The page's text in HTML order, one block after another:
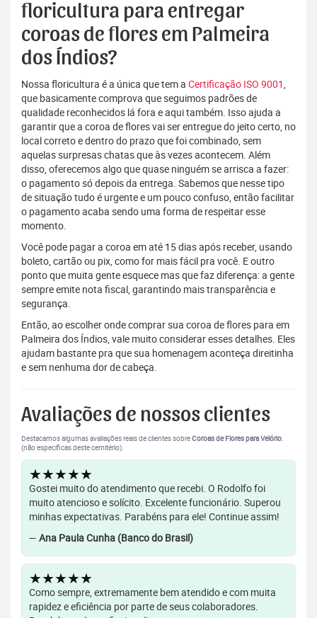
floricultura para entregar
coroas de flores em Palmeira
dos Índios?
Nossa floricultura é a única que tem a Certificação ISO 9001,
que basicamente comprova que seguimos padrões de
qualidade reconhecidos lá fora e aqui também. Isso ajuda a
garantir que a coroa de flores vai ser entregue do jeito certo, no
local correto e dentro do prazo que foi combinado, sem
aquelas surpresas chatas que às vezes acontecem. Além
disso, oferecemos algo que quase ninguém se arrisca a fazer:
o pagamento só depois da entrega. Sabemos que nesse tipo
de situação tudo é urgente e um pouco confuso, então facilitar
o pagamento acaba sendo uma forma de respeitar esse
momento.
Você pode pagar a coroa em até 15 dias após receber, usando
boleto, cartão ou pix, como for mais fácil pra você. E outro
ponto que muita gente esquece mas que faz diferença: a gente
sempre emite nota fiscal, garantindo mais transparência e
segurança.
Então, ao escolher onde comprar sua coroa de flores para em
Palmeira dos Índios, vale muito considerar esses detalhes. Eles
ajudam bastante pra que sua homenagem aconteça direitinha
e sem nenhuma dor de cabeça.
Avaliações de nossos clientes
Destacamos algumas avaliações reais de clientes sobreCoroas de Flores para Velório.
(não específicas deste cemitério).
★★★★★
Gostei muito do atendimento que recebi. O Rodolfo foi
muito atencioso e solícito. Excelente funcionário. Superou
minhas expectativas. Parabéns para ele! Continue assim!
— Ana Paula Cunha (Banco do Brasil)
★★★★★
Como sempre, extremamente bem atendido e com muita
rapidez e eficiência por parte de seus colaboradores.